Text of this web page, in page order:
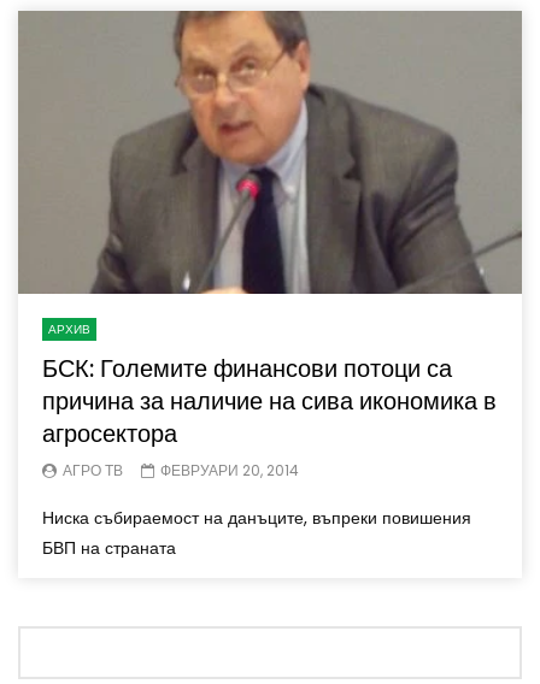
АРХИВ
БСК: Големите финансови потоци са
причина за наличие на сива икономика в
агросектора
АГРО ТВ ФЕВРУАРИ 20, 2014
Ниска събираемост на данъците, въпреки повишения
БВП на страната